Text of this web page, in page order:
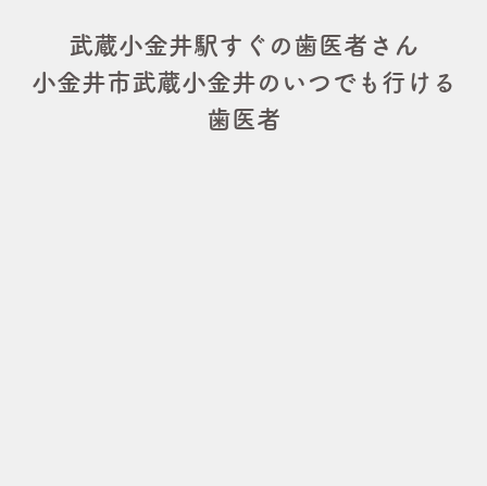
武蔵小金井駅すぐの歯医者さん
小金井市武蔵小金井のいつでも行ける
歯医者